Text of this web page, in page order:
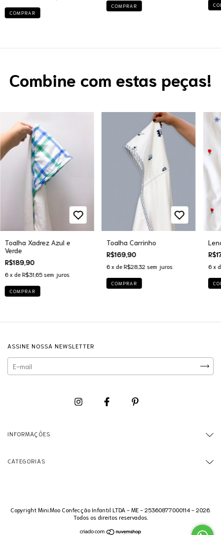
COMPRAR
COMPRAR
Combine com estas peças!
Toalha Xadrez Azul e
Verde
R$189,90
6 x de R$31,65 sem juros
COMPRAR
Toalha Carrinho
R$169,90
6 x de R$28,32 sem juros
COMPRAR
6 x
ASSINE NOSSA NEWSLETTER
INFORMAÇÕES
CATEGORIAS
Copyright Mini.Moo Confecção Infantil LTDA - ME - 25360877000114 - 2026.
Todos os direitos reservados.